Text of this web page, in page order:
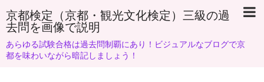
京都検定（京都・観光文化検定）三級の過
去問を画像で説明
あらゆる試験合格は過去問制覇にあり！ビジュアルなブログで京
都を味わいながら暗記しましょう！